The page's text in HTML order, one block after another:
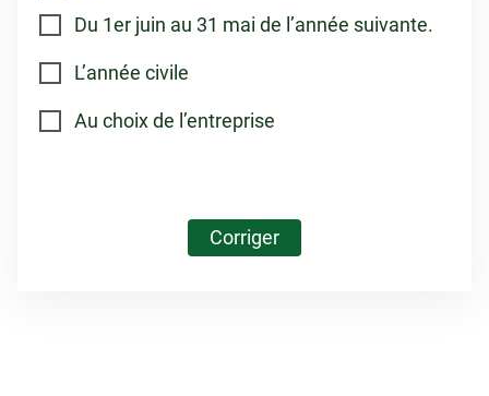
Du 1er juin au 31 mai de l’année suivante.
L’année civile
Au choix de l’entreprise
Corriger